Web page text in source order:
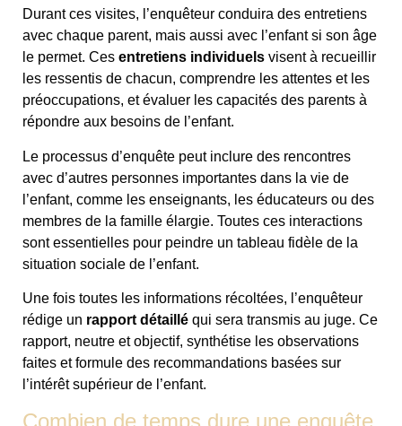
Durant ces visites, l’enquêteur conduira des entretiens
avec chaque parent, mais aussi avec l’enfant si son âge
le permet. Ces entretiens individuels visent à recueillir
les ressentis de chacun, comprendre les attentes et les
préoccupations, et évaluer les capacités des parents à
répondre aux besoins de l’enfant.
Le processus d’enquête peut inclure des rencontres
avec d’autres personnes importantes dans la vie de
l’enfant, comme les enseignants, les éducateurs ou des
membres de la famille élargie. Toutes ces interactions
sont essentielles pour peindre un tableau fidèle de la
situation sociale de l’enfant.
Une fois toutes les informations récoltées, l’enquêteur
rédige un rapport détaillé qui sera transmis au juge. Ce
rapport, neutre et objectif, synthétise les observations
faites et formule des recommandations basées sur
l’intérêt supérieur de l’enfant.
Combien de temps dure une enquête